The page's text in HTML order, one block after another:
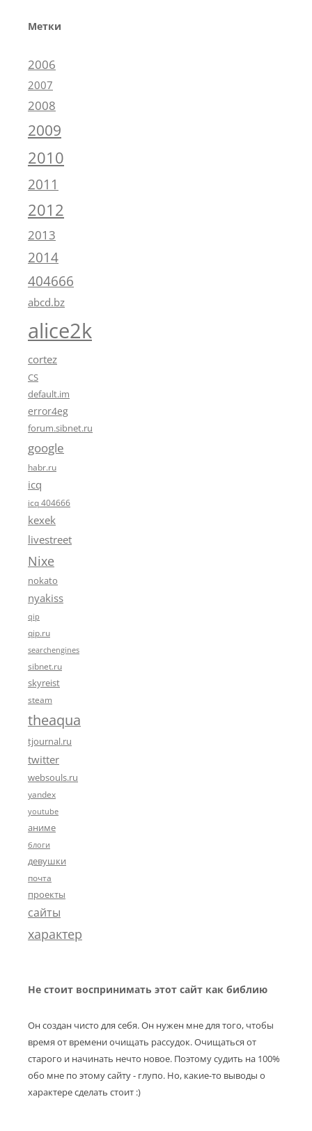
Метки
2006
2007
2008
2009
2010
2011
2012
2013
2014
404666
abcd.bz
alice2k
cortez
CS
default.im
error4eg
forum.sibnet.ru
google
habr.ru
icq
icq 404666
kexek
livestreet
Nixe
nokato
nyakiss
qip
qip.ru
searchengines
sibnet.ru
skyreist
steam
theaqua
tjournal.ru
twitter
websouls.ru
yandex
youtube
аниме
блоги
девушки
почта
проекты
сайты
характер
Не стоит воспринимать этот сайт как библию
Он создан чисто для себя. Он нужен мне для того, чтобы
время от времени очищать рассудок. Очищаться от
старого и начинать нечто новое. Поэтому судить на 100%
обо мне по этому сайту - глупо. Но, какие-то выводы о
характере сделать стоит :)